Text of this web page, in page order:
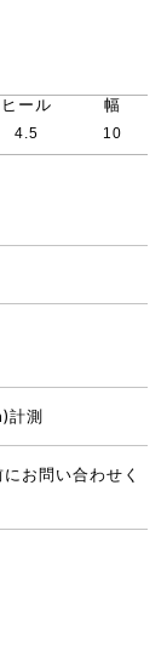
ヒール 幅
4.5 10
計測
お問い合わせく